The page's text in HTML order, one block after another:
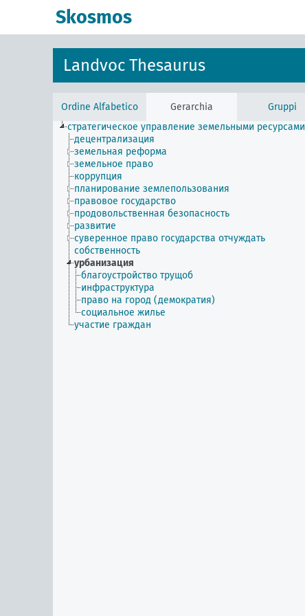
Skosmos
Landvoc Thesaurus
Ordine Alfabetico Gerarchia
Gruppi
стратегическое управление земельными ресурсами
децентрализация
земельная реформа
земельное право
коррупция
планирование землепользования
правовое государство
продовольственная безопасность
развитие
суверенное право государства отчуждать
собственность
урбанизация
благоустройство трущоб
инфраструктура
право на город (демократия)
социальное жилье
участие граждан